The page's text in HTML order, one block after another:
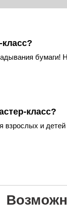
бумаги!
класс?
взрослых и